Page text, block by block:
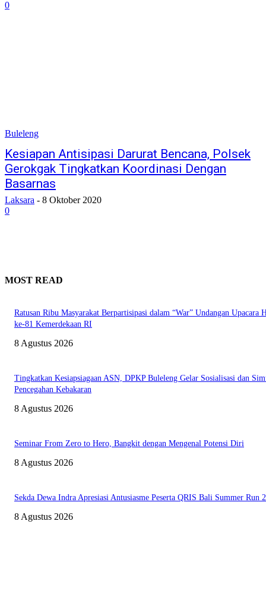
0
Buleleng
Kesiapan Antisipasi Darurat Bencana, Polsek
Gerokgak Tingkatkan Koordinasi Dengan
Basarnas
Laksara - 8 Oktober 2020
0
MOST READ
Ratusan Ribu Masyarakat Berpartisipasi dalam “War” Undangan Upacara
ke-81 Kemerdekaan RI
8 Agustus 2026
Tingkatkan Kesiapsiagaan ASN, DPKP Buleleng Gelar Sosialisasi dan
Pencegahan Kebakaran
8 Agustus 2026
Seminar From Zero to Hero, Bangkit dengan Mengenal Potensi Diri
8 Agustus 2026
Sekda Dewa Indra Apresiasi Antusiasme Peserta QRIS Bali Summer Run
8 Agustus 2026